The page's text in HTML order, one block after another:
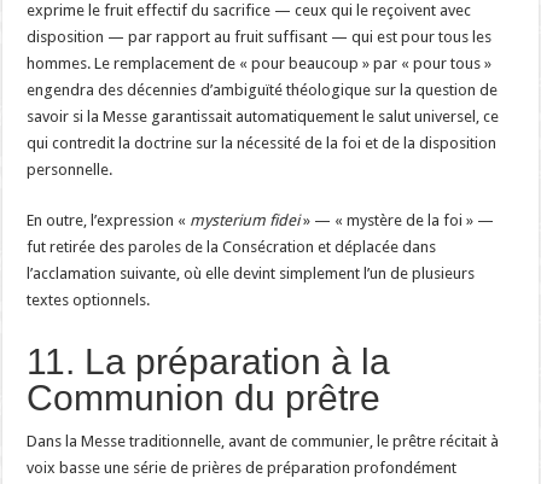
exprime le fruit effectif du sacrifice — ceux qui le reçoivent avec
disposition — par rapport au fruit suffisant — qui est pour tous les
hommes. Le remplacement de « pour beaucoup » par « pour tous »
engendra des décennies d’ambiguïté théologique sur la question de
savoir si la Messe garantissait automatiquement le salut universel, ce
qui contredit la doctrine sur la nécessité de la foi et de la disposition
personnelle.
En outre, l’expression « mysterium fidei» — « mystère de la foi » —
fut retirée des paroles de la Consécration et déplacée dans
l’acclamation suivante, où elle devint simplement l’un de plusieurs
textes optionnels.
11. La préparation à la
Communion du prêtre
Dans la Messe traditionnelle, avant de communier, le prêtre récitait à
voix basse une série de prières de préparation profondément